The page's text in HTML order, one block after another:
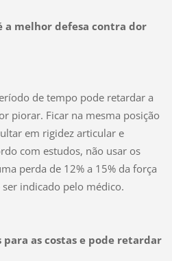
a melhor defesa contra dor
de tempo pode retardar a
piorar. Ficar na mesma posição
em rigidez articular e
com estudos, não usar os
perda de 12% a 15% da força
indicado pelo médico.
para as costas e pode retardar